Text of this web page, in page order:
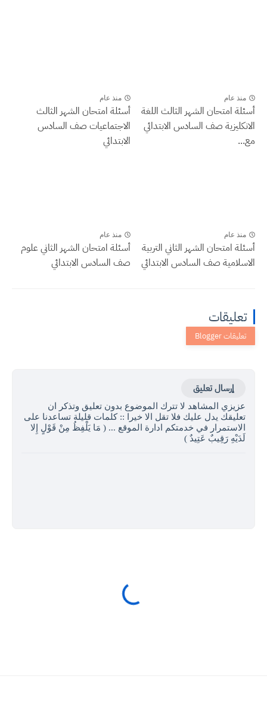
منذ عام
أسئلة امتحان الشهر الثالث اللغة
الانكليزية صف السادس الابتدائي
مع...
منذ عام
أسئلة امتحان الشهر الثالث
الاجتماعيات صف السادس
الابتدائي
منذ عام
أسئلة امتحان الشهر الثاني التربية
الاسلامية صف السادس الابتدائي
منذ عام
أسئلة امتحان الشهر الثاني علوم
صف السادس الابتدائي
تعليقات
إرسال تعليق
عزيزي المشاهد لا تترك الموضوع بدون تعليق وتذكر ان
تعليقك يدل عليك فلا تقل الا خيرا :: كلمات قليلة تساعدنا على
الاستمرار في خدمتكم ادارة الموقع ... ( مَا يَلْفِظُ مِنْ قَوْلٍ إِلا
لَدَيْهِ رَقِيبٌ عَتِيدٌ )